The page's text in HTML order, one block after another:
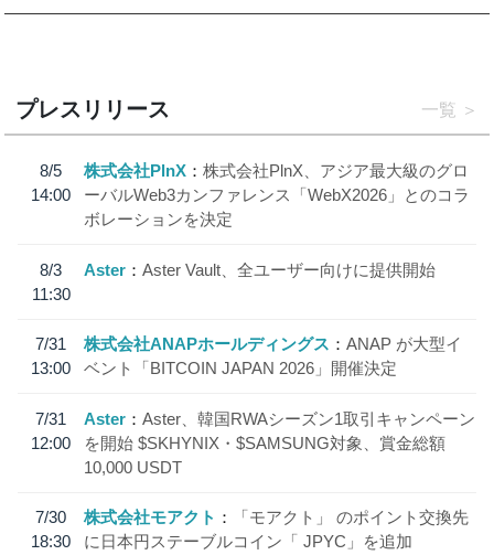
プレスリリース 一覧
8/5
14:00
株式会社PlnX
株式会社PlnX、アジア最大級のグロ
ーバルWeb3カンファレンス「WebX2026」とのコラ
ボレーションを決定
8/3
11:30
Aster Aster Vault、全ユーザー向けに提供開始
7/31
13:00
株式会社ANAPホールディングス
ANAP が大型イ
ベント「BITCOIN JAPAN 2026」開催決定
7/31
12:00
Aster
Aster、韓国RWAシーズン1取引キャンペーン
を開始 $SKHYNIX・$SAMSUNG対象、賞金総額
10,000 USDT
7/30
18:30
株式会社モアクト
「モアクト」 のポイント交換先
に日本円ステーブルコイン「 JPYC」を追加